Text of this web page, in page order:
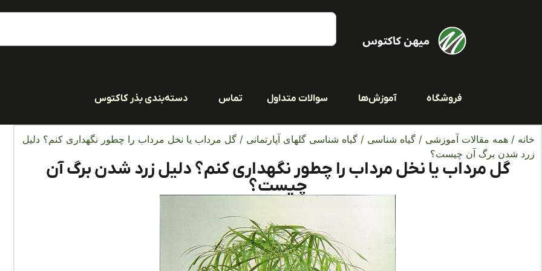
فروشگاه آموزش‌ها سوالات متداول تماس دسته‌بندی بذر کاکتوس
خانه / همه مقالات آموزشی / گیاه شناسی / گیاه شناسی گلهای آپارتمانی / گل مرداب یا نخل مرداب را چطور نگهداری کنم؟ دلیل
زرد شدن برگ آن چیست؟
گل مرداب یا نخل مرداب را چطور نگهداری کنم؟ دلیل زرد شدن برگ آن
چیست؟